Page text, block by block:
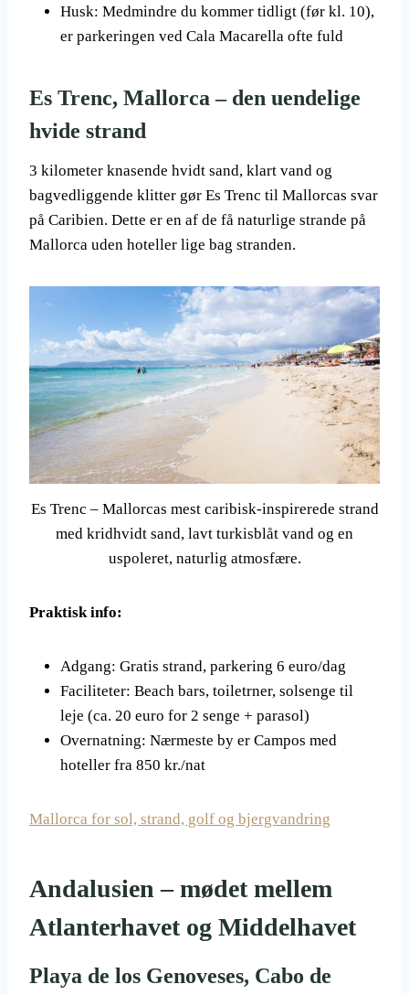
Husk: Medmindre du kommer tidligt (før kl. 10),
er parkeringen ved Cala Macarella ofte fuld
Es Trenc, Mallorca – den uendelige
hvide strand
3 kilometer knasende hvidt sand, klart vand og
bagvedliggende klitter gør Es Trenc til Mallorcas svar
på Caribien. Dette er en af de få naturlige strande på
Mallorca uden hoteller lige bag stranden.
Es Trenc – Mallorcas mest caribisk-inspirerede strand
med kridhvidt sand, lavt turkisblåt vand og en
uspoleret, naturlig atmosfære.
Praktisk info:
Adgang: Gratis strand, parkering 6 euro/dag
Faciliteter: Beach bars, toiletrner, solsenge til
leje (ca. 20 euro for 2 senge + parasol)
Overnatning: Nærmeste by er Campos med
hoteller fra 850 kr./nat
Mallorca for sol, strand, golf og bjergvandring
Andalusien – mødet mellem
Atlanterhavet og Middelhavet
Playa de los Genoveses, Cabo de